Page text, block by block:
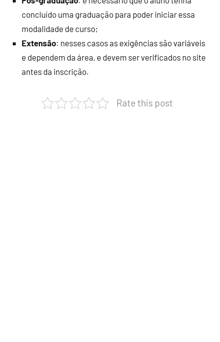
concluído uma graduação para poder iniciar essa
modalidade de curso;
Extensão: nesses casos as exigências são variáveis
e dependem da área, e devem ser verificados no site
antes da inscrição.
Rate this post